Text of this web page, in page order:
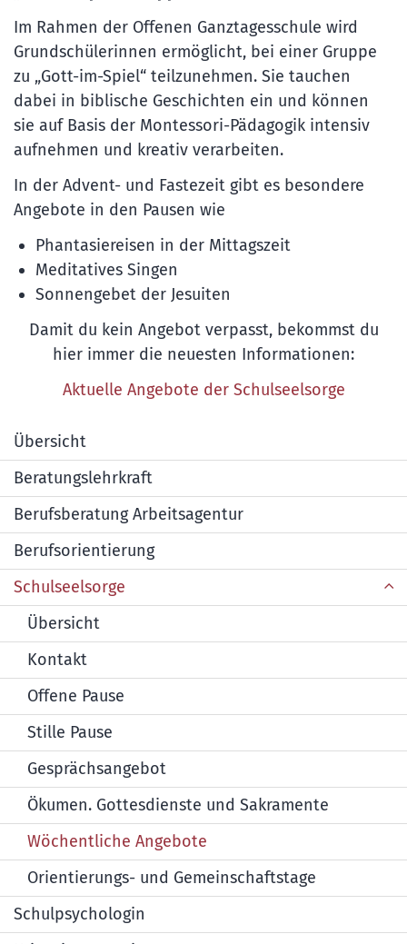
Im Rahmen der Offenen Ganztagesschule wird
Grundschülerinnen ermöglicht, bei einer Gruppe
zu „Gott-im-Spiel“ teilzunehmen. Sie tauchen
dabei in biblische Geschichten ein und können
sie auf Basis der Montessori-Pädagogik intensiv
aufnehmen und kreativ verarbeiten.
In der Advent- und Fastezeit gibt es besondere
Angebote in den Pausen wie
Phantasiereisen in der Mittagszeit
Meditatives Singen
Sonnengebet der Jesuiten
Damit du kein Angebot verpasst, bekommst du
hier immer die neuesten Informationen:
Aktuelle Angebote der Schulseelsorge
Übersicht
Beratungslehrkraft
Berufsberatung Arbeitsagentur
Berufsorientierung
Schulseelsorge
Übersicht
Kontakt
Offene Pause
Stille Pause
Gesprächsangebot
Ökumen. Gottesdienste und Sakramente
Wöchentliche Angebote
Orientierungs- und Gemeinschaftstage
Schulpsychologin